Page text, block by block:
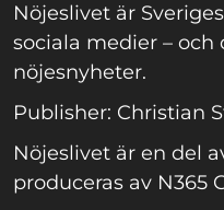
Nöjeslivet är
sociala medier –
nöjesnyheter.
Publisher: Christian
Nöjeslivet är en del
produceras av N365